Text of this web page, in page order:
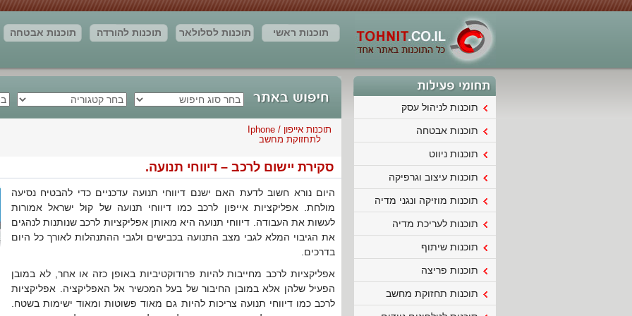
תוכנות ראשי תוכנות לסלולאר תוכנות להורדה תוכנות אבטחה
תוכנות לניהול עסק
תוכנות אבטחה
תוכנות ניווט
תוכנות עיצוב וגרפיקה
תוכנות מוזיקה ונגני מדיה
תוכנות לעריכת מדיה
תוכנות שיתוף
תוכנות פריצה
תוכנות תחזוקת מחשב
תוכנות אייפון / Iphone
לתחזוקת מחשב
סקירת יישום לרכב – דיווחי תנועה.
היום נורא חשוב לדעת האם ישנם דיווחי תנועה עדכניים כדי להבטיח נסיעה
מולחת. אפליקציות אייפון לרכב כמו דיווחי תנועה של קול ישראל אמורות
לעשות את העבודה. דיווחי תנועה היא מאותן אפליקציות לרכב שנותנות לנהגים
את הגיבוי המלא לגבי מצב התנועה בכבישים ולגבי ההתנהלות לאורך כל היום
בדרכים.
אפליקציות לרכב מחייבות להיות פרודוקטיביות באופן כזה או אחר, לא במובן
הפעיל שלהן אלא במובן החיבור של בעל המכשיר אל האפליקציה. אפליקציות
לרכב כמו דיווחי תנועה צריכות להיות גם מאוד פשוטות ומאוד ישימות בשטח.